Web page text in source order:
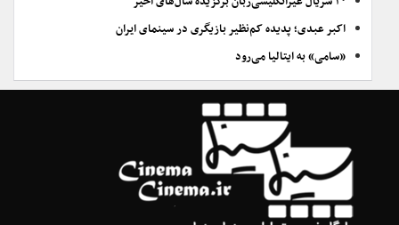
اکبر عبدی؛ پدیده کم‌نظیر بازیگری در سینمای ایران
«سامی» به ایتالیا می‌رود